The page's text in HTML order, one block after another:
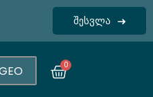
შესვლა
0